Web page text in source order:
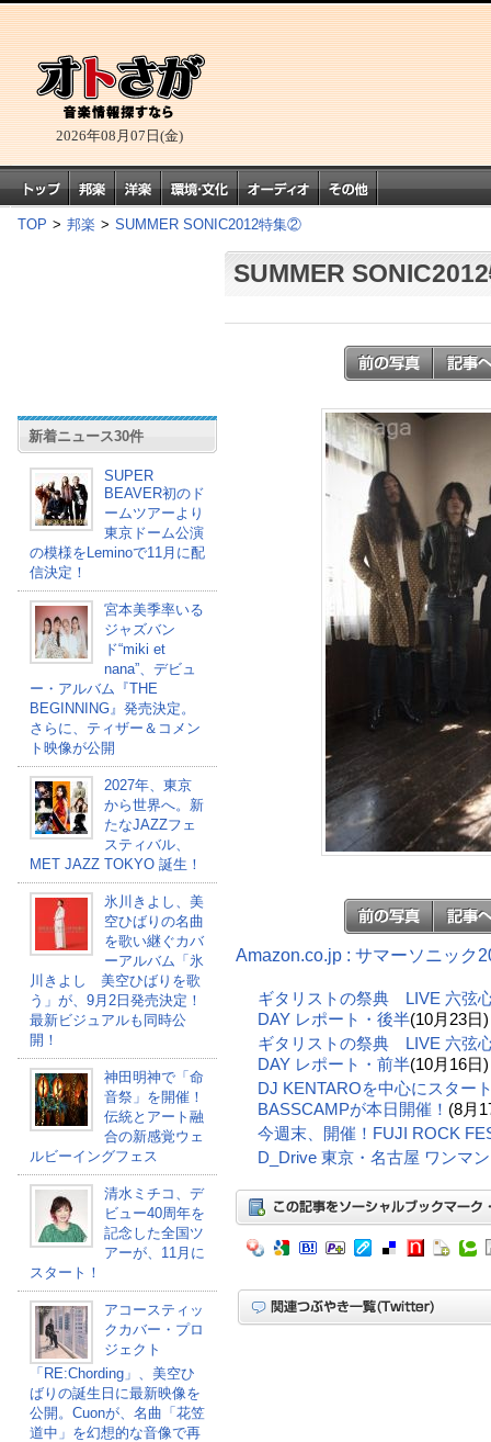
2026年08月07日(金)
TOP > 邦楽 > SUMMER SONIC2012特集②
新着ニュース30件
SUPER
BEAVER初のド
ームツアーより
東京ドーム公演
の模様をLeminoで11月に配
信決定！
宮本美季率いる
ジャズバン
ド“miki et
nana”、デビュ
ー・アルバム『THE
BEGINNING』発売決定。
さらに、ティザー＆コメン
ト映像が公開
2027年、東京
から世界へ。新
たなJAZZフェ
スティバル、
MET JAZZ TOKYO 誕生！
氷川きよし、美
空ひばりの名曲
を歌い継ぐカバ
ーアルバム「氷
川きよし 美空ひばりを歌
う」が、9月2日発売決定！
最新ビジュアルも同時公
開！
神田明神で「命
音祭」を開催！
伝統とアート融
合の新感覚ウェ
ルビーイングフェス
清水ミチコ、デ
ビュー40周年を
記念した全国ツ
アーが、11月に
スタート！
アコースティッ
クカバー・プロ
ジェクト
「RE:Chording」、美空ひ
ばりの誕生日に最新映像を
公開。Cuonが、名曲「花笠
道中」を幻想的な音像で再
SUMMER
Amazon.co.jp : サマーソニック
ギタリストの祭典 LIVE 六弦
DAY レポート・後半(10月23日)
ギタリストの祭典 LIVE 六弦
DAY レポート・前半(10月16日)
DJ KENTAROを中心にスター
BASSCAMPが本日開催！ (8月
今週末、開催！FUJI ROCK
D_Drive 東京・名古屋 ワンマ